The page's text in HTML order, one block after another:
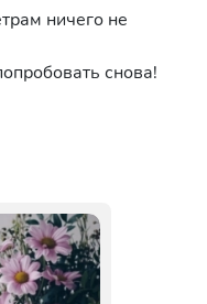
ничего не
снова!